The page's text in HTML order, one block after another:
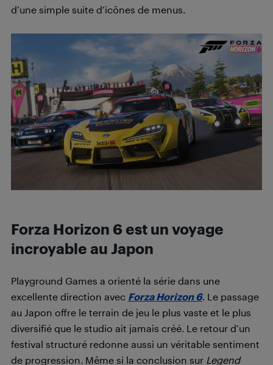
d’une simple suite d’icônes de menus.
Forza Horizon 6 est un voyage
incroyable au Japon
Playground Games a orienté la série dans une
excellente direction avec Forza Horizon 6. Le passage
au Japon offre le terrain de jeu le plus vaste et le plus
diversifié que le studio ait jamais créé. Le retour d’un
festival structuré redonne aussi un véritable sentiment
de progression. Même si la conclusion sur Legend